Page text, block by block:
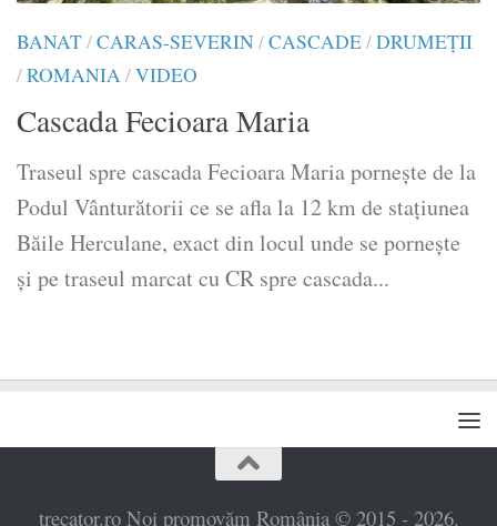
BANAT/CARAS-SEVERIN/CASCADE/DRUMEŢII
/ROMANIA/VIDEO
Cascada Fecioara Maria
Traseul spre cascada Fecioara Maria pornește de la
Podul Vânturătorii ce se afla la 12 km de stațiunea
Băile Herculane, exact din locul unde se pornește
și pe traseul marcat cu CR spre cascada...
trecator.ro Noi promovăm România © 2015 - 2026.